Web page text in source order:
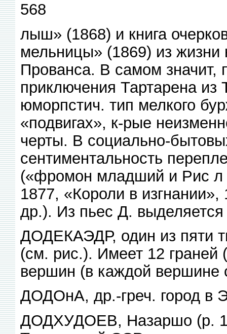
568
лыш» (1868) и книга
мельницы» (1869) из жизни
Прованса. В самом значит,
приключения Тартарена из
юморпстич. тип мелкого
«подвигах», к-рые
черты. В социально-
сентиментальность
(«фромон младший и Рис л
1877, «Короли в
др.). Из пьес Д.
ДОДЕКАЭДР, один из пяти
(см. рис.). Имеет 12 граней
вершин (в каждой вершине
ДОДОнА, др.-греч. город в
ДОДХУДОЕВ, Назаршо (р.